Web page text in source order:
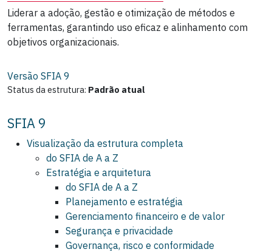
Liderar a adoção, gestão e otimização de métodos e
ferramentas, garantindo uso eficaz e alinhamento com
objetivos organizacionais.
Versão SFIA 9
Status da estrutura: Padrão atual
SFIA 9
Visualização da estrutura completa
do SFIA de A a Z
Estratégia e arquitetura
do SFIA de A a Z
Planejamento e estratégia
Gerenciamento financeiro e de valor
Segurança e privacidade
Governança, risco e conformidade